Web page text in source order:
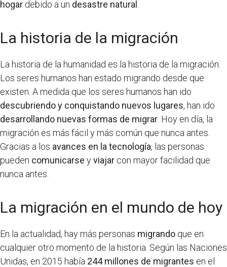
hogar debido a un desastre natural
La historia de la migración
La historia de la humanidad es la historia de la migración.
Los seres humanos han estado migrando desde que
existen. A medida que los seres humanos han ido
descubriendo y conquistando nuevos lugares, han ido
desarrollando nuevas formas de migrar . Hoy en día, la
migración es más fácil y más común que nunca antes.
Gracias a los avances en la tecnología, las personas
pueden comunicarse yviajar con mayor facilidad que
nunca antes.
La migración en el mundo de hoy
En la actualidad, hay más personas migrando que en
cualquier otro momento de la historia. Según las Naciones
Unidas, en 2015 había 244 millones de migrantes en el